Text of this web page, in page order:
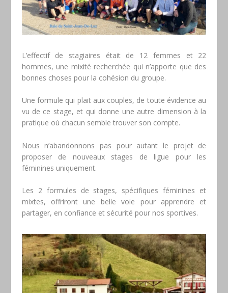
L’effectif de stagiaires était de 12 femmes et 22
hommes, une mixité recherchée qui n’apporte que des
bonnes choses pour la cohésion du groupe.
Une formule qui plait aux couples, de toute évidence au
vu de ce stage, et qui donne une autre dimension à la
pratique où chacun semble trouver son compte.
Nous n’abandonnons pas pour autant le projet de
proposer de nouveaux stages de ligue pour les
féminines uniquement.
Les 2 formules de stages, spécifiques féminines et
mixtes, offriront une belle voie pour apprendre et
partager, en confiance et sécurité pour nos sportives.